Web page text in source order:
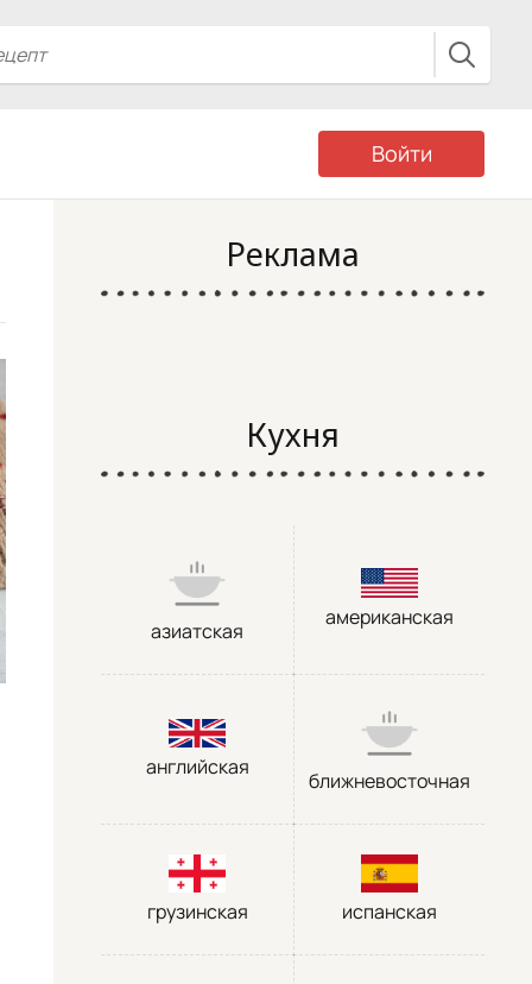
Войти
Реклама
Кухня
азиатская
американская
английская
ближневосточная
грузинская испанская